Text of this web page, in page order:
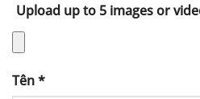
Upload up to 5 images or
Tên*